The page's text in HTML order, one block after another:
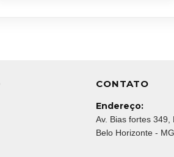
CONTATO
Endereço:
Av. Bias fortes 349,
Belo Horizonte - MG